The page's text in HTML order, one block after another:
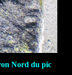
Nord du pic